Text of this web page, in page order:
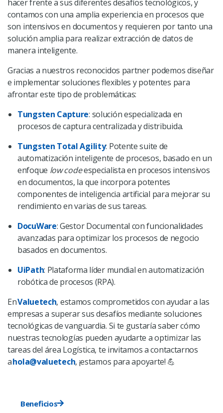
hacer frente a sus diferentes desafíos tecnológicos, y
contamos con una amplia experiencia en procesos que
son intensivos en documentos y requieren por tanto una
solución amplia para realizar extracción de datos de
manera inteligente.
Gracias a nuestros reconocidos partner podemos diseñar
e implementar soluciones flexibles y potentes para
afrontar este tipo de problemáticas:
Tungsten Capture: solución especializada en
procesos de captura centralizada y distribuida.
Tungsten Total Agility: Potente suite de
automatización inteligente de procesos, basado en un
enfoque low codeespecialista en procesos intensivos
en documentos, la que incorpora potentes
componentes de inteligencia artificial para mejorar su
rendimiento en varias de sus tareas.
DocuWare: Gestor Documental con funcionalidades
avanzadas para optimizar los procesos de negocio
basados en documentos.
UiPath: Plataforma líder mundial en automatización
robótica de procesos (RPA).
EnValuetech, estamos comprometidos con ayudar a las
empresas a superar sus desafíos mediante soluciones
tecnológicas de vanguardia. Si te gustaría saber cómo
nuestras tecnologías pueden ayudarte a optimizar las
tareas del área Logística, te invitamos a contactarnos
ahola@valuetech, ¡estamos para apoyarte! 💪
Beneficios